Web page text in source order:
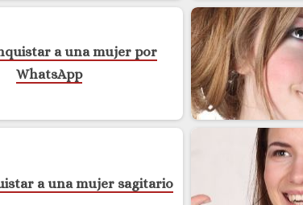
a una mujer por
WhatsApp
a una mujer sagitario